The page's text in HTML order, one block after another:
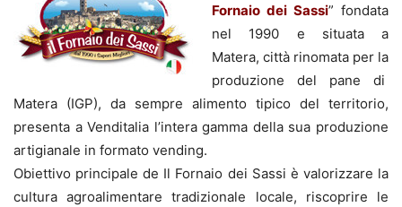
Fornaio dei Sassi” fondata
nel 1990 e situata a
Matera, città rinomata per la
produzione del pane di
Matera (IGP), da sempre alimento tipico del territorio,
presenta a Venditalia l’intera gamma della sua produzione
artigianale in formato vending.
Obiettivo principale de Il Fornaio dei Sassi è valorizzare la
cultura agroalimentare tradizionale locale, riscoprire le